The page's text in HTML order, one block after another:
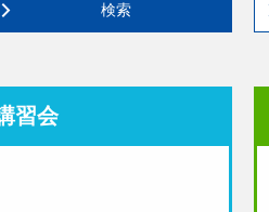
検索
習会